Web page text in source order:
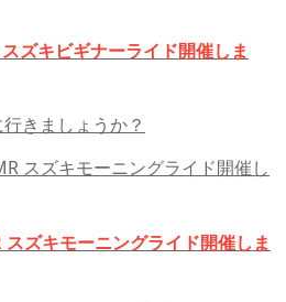
ズキビギナーライド開催しま
きましょうか？
ズキモーニングライド開催しま